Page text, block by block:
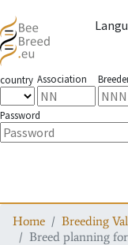
country Association
Password
Home
Breeding
Breed planning